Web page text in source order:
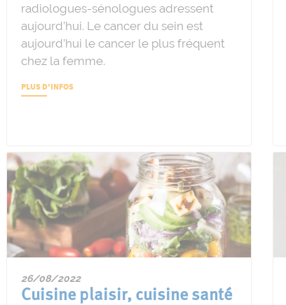
radiologues-sénologues adressent
aujourd’hui. Le cancer du sein est
aujourd’hui le cancer le plus fréquent
chez la femme.
PLUS D'INFOS
26/08/2022
Cuisine plaisir, cuisine santé